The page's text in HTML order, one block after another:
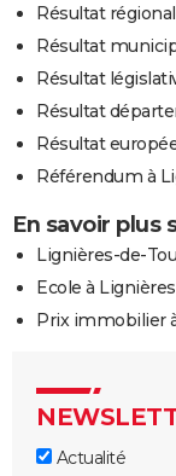
Résultat
Résultat
Résultat
Résultat
Résultat
Référendum à
En savoir plus
Lignières-de-
Ecole à
Prix immobilier
Actualité